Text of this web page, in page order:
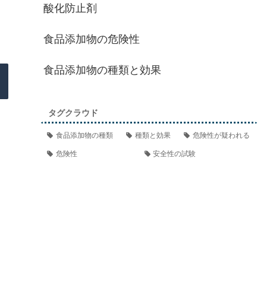
酸化防止剤
食品添加物の危険性
食品添加物の種類と効果
タグクラウド
食品添加物の種類 種類と効果 危険性が疑われる
危険性 安全性の試験